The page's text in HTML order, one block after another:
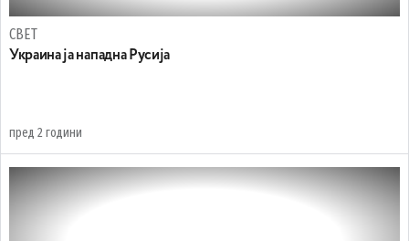
СВЕТ
Украина ја нападна Русија
пред 2 години